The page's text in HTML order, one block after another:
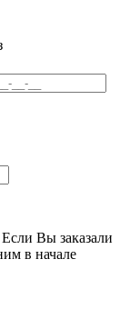
Вы заказали
в начале